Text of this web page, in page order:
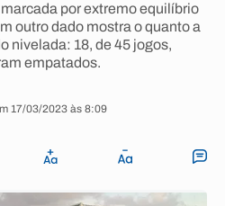
por extremo equilíbrio
outro dado mostra o quanto a
nivelada: 18, de 45 jogos,
empatados.
17/03/2023 às 8:09